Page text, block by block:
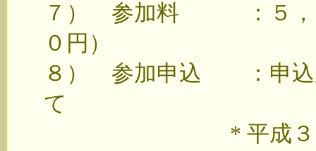
７） 参加料 ：５，０
０円）
８） 参加申込 ：申込
て
* 平成３０年５